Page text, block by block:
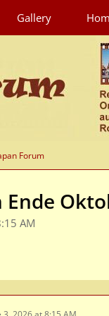
Gallery
Forum
Ende
AM